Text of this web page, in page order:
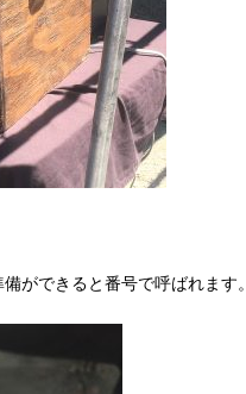
ができると番号で呼ばれます。